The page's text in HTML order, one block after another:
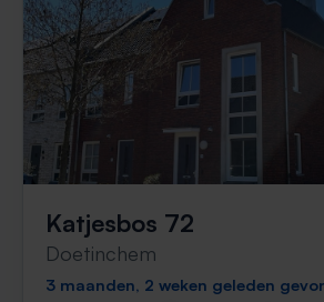
Katjesbos 72
Doetinchem
3 maanden, 2 weken geleden